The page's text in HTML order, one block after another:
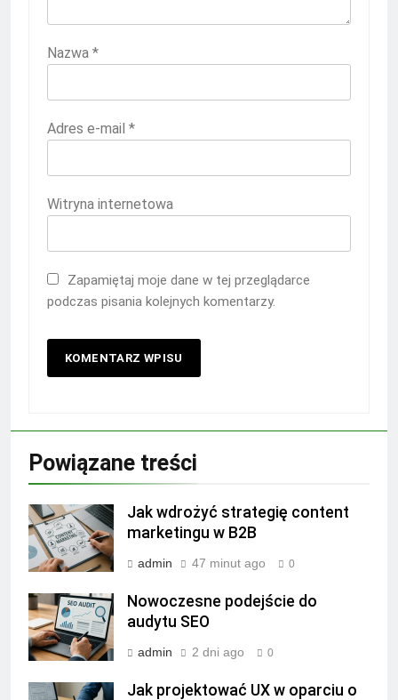
Nazwa *
Adres e-mail *
Witryna internetowa
Zapamiętaj moje dane w tej przeglądarce
podczas pisania kolejnych komentarzy.
Powiązane treści
Jak wdrożyć strategię content
marketingu w B2B
admin 47 minut ago 0
Nowoczesne podejście do
audytu SEO
admin 2 dni ago 0
Jak projektować UX w oparciu o